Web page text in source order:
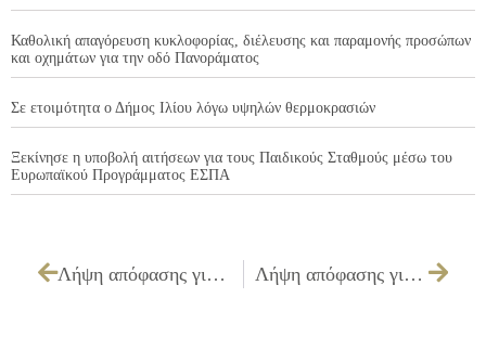
Καθολική απαγόρευση κυκλοφορίας, διέλευσης και παραμονής προσώπων
και οχημάτων για την οδό Πανοράματος
Σε ετοιμότητα ο Δήμος Ιλίου λόγω υψηλών θερμοκρασιών
Ξεκίνησε η υποβολή αιτήσεων για τους Παιδικούς Σταθμούς μέσω του
Ευρωπαϊκού Προγράμματος ΕΣΠΑ
Λήψη απόφασης για προέγκριση ίδρυσης καταστήματος υγειονομικού ενδιαφέροντος Λήψη απόφασης για αντικατάσταση άδειας ίδρυσης & λειτουργίας καταστημάτων υγειονομικού ενδιαφέροντος